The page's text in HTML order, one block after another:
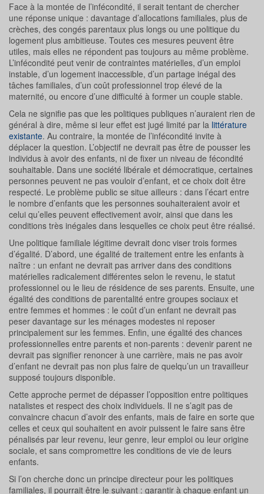
Face à la montée de l’infécondité, il serait tentant de chercher
une réponse unique : davantage d’allocations familiales, plus de
crèches, des congés parentaux plus longs ou une politique du
logement plus ambitieuse. Toutes ces mesures peuvent être
utiles, mais elles ne répondent pas toujours au même problème.
L’infécondité peut venir de contraintes matérielles, d’un emploi
instable, d’un logement inaccessible, d’un partage inégal des
tâches familiales, d’un coût professionnel trop élevé de la
maternité, ou encore d’une difficulté à former un couple stable.
Cela ne signifie pas que les politiques publiques n’auraient rien de
général à dire, même si leur effet est jugé limité par la littérature
existante. Au contraire, la montée de l’infécondité invite à
déplacer la question. L’objectif ne devrait pas être de pousser les
individus à avoir des enfants, ni de fixer un niveau de fécondité
souhaitable. Dans une société libérale et démocratique, certaines
personnes peuvent ne pas vouloir d’enfant, et ce choix doit être
respecté. Le problème public se situe ailleurs : dans l’écart entre
le nombre d’enfants que les personnes souhaiteraient avoir et
celui qu’elles peuvent effectivement avoir, ainsi que dans les
conditions très inégales dans lesquelles ce choix peut être réalisé.
Une politique familiale légitime devrait donc viser trois formes
d’égalité. D’abord, une égalité de traitement entre les enfants à
naître : un enfant ne devrait pas arriver dans des conditions
matérielles radicalement différentes selon le revenu, le statut
professionnel ou le lieu de résidence de ses parents. Ensuite, une
égalité des conditions de parentalité entre groupes sociaux et
entre femmes et hommes : le coût d’un enfant ne devrait pas
peser davantage sur les ménages modestes ni reposer
principalement sur les femmes. Enfin, une égalité des chances
professionnelles entre parents et non-parents : devenir parent ne
devrait pas signifier renoncer à une carrière, mais ne pas avoir
d’enfant ne devrait pas non plus faire de quelqu’un un travailleur
supposé toujours disponible.
Cette approche permet de dépasser l’opposition entre politiques
natalistes et respect des choix individuels. Il ne s’agit pas de
convaincre chacun d’avoir des enfants, mais de faire en sorte que
celles et ceux qui souhaitent en avoir puissent le faire sans être
pénalisés par leur revenu, leur genre, leur emploi ou leur origine
sociale, et sans compromettre les conditions de vie de leurs
enfants.
Si l’on cherche donc un principe directeur pour les politiques
familiales, il pourrait être le suivant : garantir à chaque enfant un